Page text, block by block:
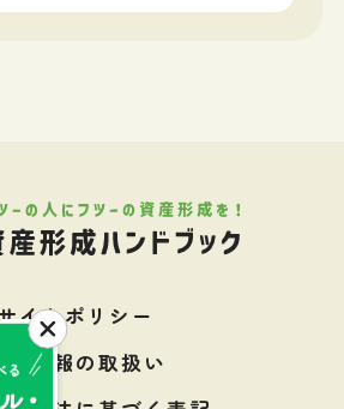
イトポリシー
人情報の取扱い